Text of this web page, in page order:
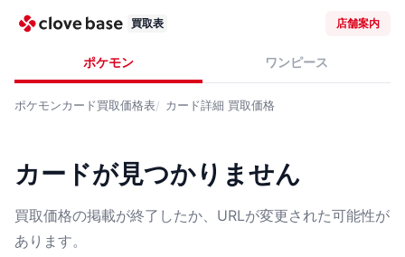
買取表 店舗案内
ポケモン ワンピース
ポケモンカード買取価格表 カード詳細 買取価格
カードが見つかりません
買取価格の掲載が終了したか、URLが変更された可能性が
あります。